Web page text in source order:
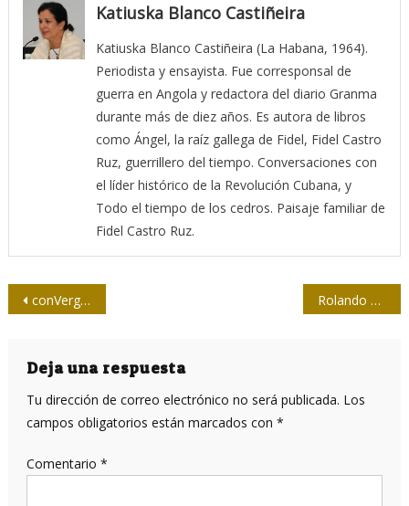
Katiuska Blanco Castiñeira
Katiuska Blanco Castiñeira (La Habana, 1964).
Periodista y ensayista. Fue corresponsal de
guerra en Angola y redactora del diario Granma
durante más de diez años. Es autora de libros
como Ángel, la raíz gallega de Fidel, Fidel Castro
Ruz, guerrillero del tiempo. Conversaciones con
el líder histórico de la Revolución Cubana, y
Todo el tiempo de los cedros. Paisaje familiar de
Fidel Castro Ruz.
Navegación
entradas
conVergencias en el Pabellón Cuba Rolando Pérez Betancourt: “Yo prefiero el riesgo”
Deja una respuesta
Tu dirección de correo electrónico no será publicada. Los
campos obligatorios están marcados con *
Comentario *